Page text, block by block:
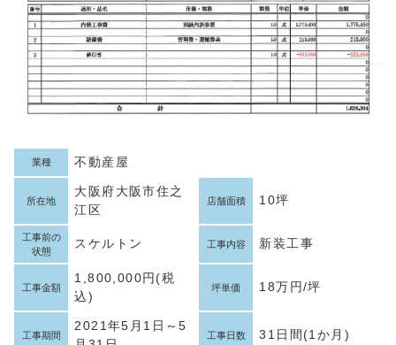
業種 不動産屋
所在地
大阪府大阪市住之
江区
店舗面積 10坪
工事前の
状態
スケルトン 工事内容 新装工事
工事金額
1,800,000円(税
込)
坪単価 18万円/坪
工事期間
2021年5月1日～5
工事日数 31日間(1か月)